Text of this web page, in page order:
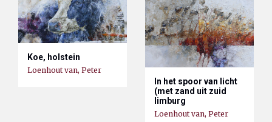
Koe, holstein
Loenhout van, Peter
In het spoor van licht
(met zand uit zuid
limburg
Loenhout van, Peter